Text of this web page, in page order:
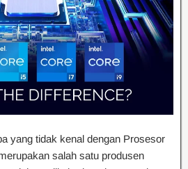
yang tidak kenal dengan Prosesor
salah satu produsen